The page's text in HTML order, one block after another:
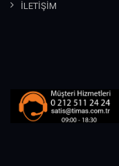
İLETİŞİM